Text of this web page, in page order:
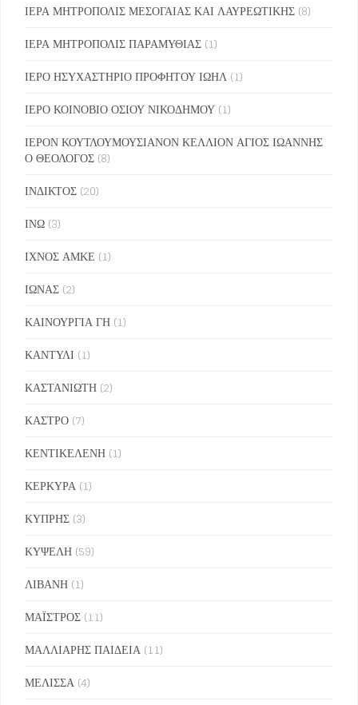
ΙΕΡΑ ΜΗΤΡΟΠΟΛΙΣ ΜΕΣΟΓΑΙΑΣ ΚΑΙ ΛΑΥΡΕΩΤΙΚΗΣ (8)
ΙΕΡΑ ΜΗΤΡΟΠΟΛΙΣ ΠΑΡΑΜΥΘΙΑΣ (1)
ΙΕΡΟ ΗΣΥΧΑΣΤΗΡΙΟ ΠΡΟΦΗΤΟΥ ΙΩΗΛ (1)
ΙΕΡΟ ΚΟΙΝΟΒΙΟ ΟΣΙΟΥ ΝΙΚΟΔΗΜΟΥ (1)
ΙΕΡΟΝ ΚΟΥΤΛΟΥΜΟΥΣΙΑΝΟΝ ΚΕΛΛΙΟΝ ΑΓΙΟΣ ΙΩΑΝΝΗΣ
Ο ΘΕΟΛΟΓΟΣ (8)
ΙΝΔΙΚΤΟΣ (20)
ΙΝΩ (3)
ΙΧΝΟΣ ΑΜΚΕ (1)
ΙΩΝΑΣ (2)
ΚΑΙΝΟΥΡΓΙΑ ΓΗ (1)
ΚΑΝΤΥΛΙ (1)
ΚΑΣΤΑΝΙΩΤΗ (2)
ΚΑΣΤΡΟ (7)
ΚΕΝΤΙΚΕΛΕΝΗ (1)
ΚΕΡΚΥΡΑ (1)
ΚΥΠΡΗΣ (3)
ΚΥΨΕΛΗ (59)
ΛΙΒΑΝΗ (1)
ΜΑΪΣΤΡΟΣ (11)
ΜΑΛΛΙΑΡΗΣ ΠΑΙΔΕΙΑ (11)
ΜΕΛΙΣΣΑ (4)